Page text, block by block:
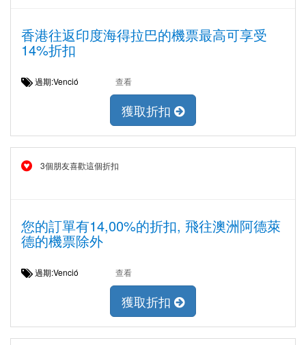
香港往返印度海得拉巴的機票最高可享受
14%折扣
過期:Venció 查看
獲取折扣
3個朋友喜歡這個折扣
您的訂單有14,00%的折扣, 飛往澳洲阿德萊
德的機票除外
過期:Venció 查看
獲取折扣